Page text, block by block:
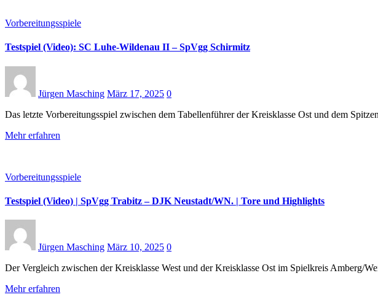
Vorbereitungsspiele
Testspiel (Video): SC Luhe-Wildenau II – SpVgg Schirmitz
Jürgen Masching März 17, 2025 0
Das letzte Vorbereitungsspiel zwischen dem Tabellenführer der Kreisklasse Ost und dem
Mehr erfahren
Vorbereitungsspiele
Testspiel (Video) | SpVgg Trabitz – DJK Neustadt/WN. | Tore und Highlights
Jürgen Masching März 10, 2025 0
Der Vergleich zwischen der Kreisklasse West und der Kreisklasse Ost im Spielkreis Amberg/
Mehr erfahren